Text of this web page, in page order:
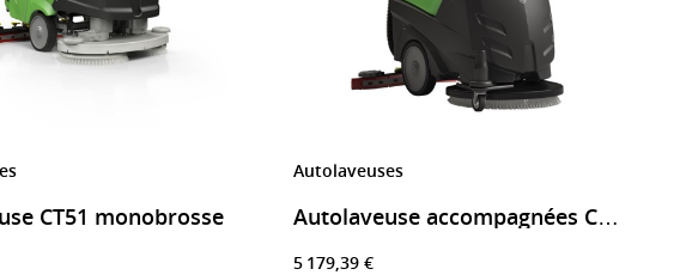
CT51 monobrosse
Autolaveuses
Autolaveuse accompagnées CT46 sur secteur ou batterie
5 179,39 €